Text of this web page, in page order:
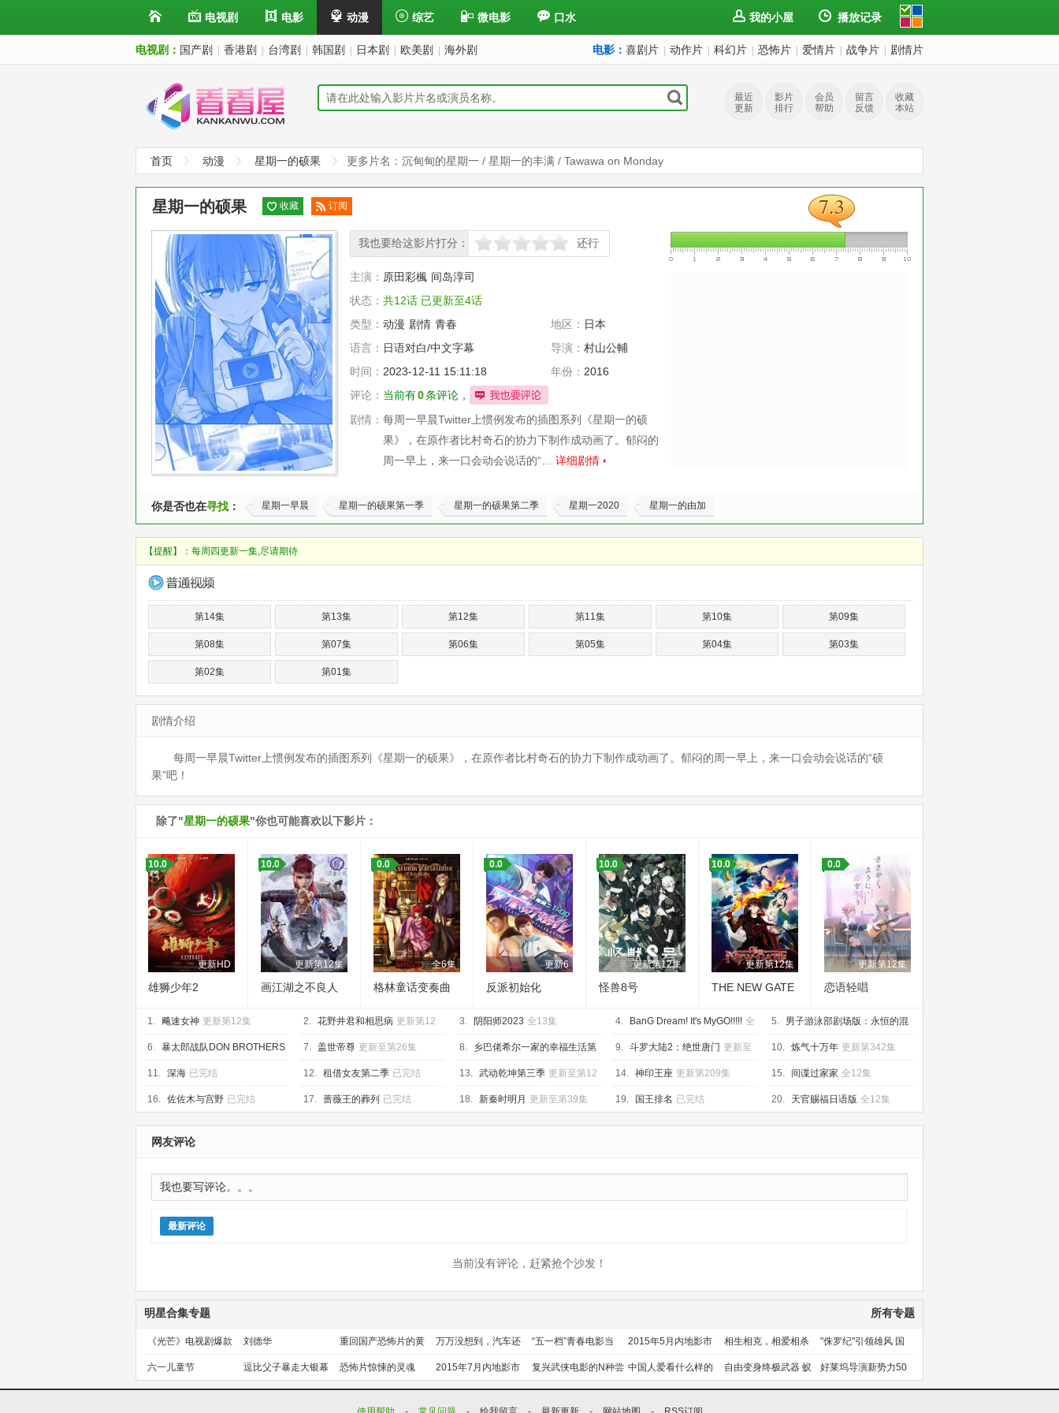
电视剧 电影 动漫 综艺 微电影 口水 我的小屋 播放记录
电视剧： 国产剧 香港剧 台湾剧 韩国剧 日本剧 欧美剧 海外剧 电影： 喜剧片 动作片 科幻片 恐怖片 爱情片 战争片 剧情片
最近
更新
影片
排行
会员
帮助
留言
反馈
收藏
本站
首页 动漫 星期一的硕果 更多片名：沉甸甸的星期一 / 星期一的丰满 / Tawawa on Monday
7.3
7.3
星期一的硕果 收藏
订阅
阅
我也要给这影片打分：
很差较差 还行推荐 力荐 还行
主演： 原田彩楓 间岛淳司
状态： 共12话 已更新至4话
类型： 动漫 剧情 青春 地区： 日本
语言： 日语对白/中文字幕 导演： 村山公輔
时间： 2023-12-11 15:11:18 年份： 2016
评论： 当前有0条评论，
剧情： 每周一早晨Twitter上惯例发布的插图系列《星期一的硕
果》，在原作者比村奇石的协力下制作成动画了。郁闷的
周一早上，来一口会动会说话的“… 详细剧情
你是否也在寻找 ： 星期一早晨 星期一的硕果第一季 星期一的硕果第二季 星期一2020 星期一的由加
【提醒】： 每周四更新一集,尽请期待
第14集 第13集 第12集 第11集 第10集 第09集
第08集 第07集 第06集 第05集 第04集 第03集
第02集 第01集
剧情介绍
每周一早晨Twitter上惯例发布的插图系列《星期一的硕果》，在原作者比村奇石的协力下制作成动画了。郁闷的周一早上，来一口会动会说话的“硕
果”吧！
除了"星期一的硕果"你也可能喜欢以下影片：
更新HD
10.0
雄狮少年2
更新第12集
10.0
画江湖之不良人
全6集
0.0
格林童话变奏曲
更新6
0.0
反派初始化
更新第12集
10.0
怪兽8号
更新第12集
10.0
THE NEW GATE
更新第12集
0.0
恋语轻唱
1. 飚速女神 更新第12集 2. 花野井君和相思病 更新第12
集
3. 阴阳师2023 全13集 4. BanG Dream! It's MyGO!!!!! 全
13集
5. 男子游泳部剧场版：永恒的混
合泳之约定 已完结
6. 暴太郎战队DON BROTHERS
已完结
7. 盖世帝尊 更新至第26集 8. 乡巴佬希尔一家的幸福生活第
十三季 已完结
9. 斗罗大陆2：绝世唐门 更新至
75集
10. 炼气十万年 更新第342集
11. 深海 已完结 12. 租借女友第二季 已完结 13. 武动乾坤第三季 更新至第12
集
14. 神印王座 更新第209集 15. 间谍过家家 全12集
16. 佐佐木与宫野 已完结 17. 蔷薇王的葬列 已完结 18. 新秦时明月 更新至第39集 19. 国王排名 已完结 20. 天官赐福日语版 全12集
网友评论
最新评论
当前没有评论，赶紧抢个沙发！
所有专题
明星合集专题
《光芒》电视剧爆款
预定！
刘德华 重回国产恐怖片的黄
金时代
万万没想到，汽车还
能干这个？
“五一档”青春电影当
道
2015年5月内地影市
前瞻
相生相克，相爱相杀 "侏罗纪"引领雄风 国
产片下旬逆袭
六一儿童节 逗比父子暴走大银幕 恐怖片惊悚的灵魂 2015年7月内地影市
前瞻
复兴武侠电影的N种尝
试
中国人爱看什么样的
喜剧？
自由变身终极武器 蚁
人能力使用者大盘点
好莱坞导演新势力50
人上篇